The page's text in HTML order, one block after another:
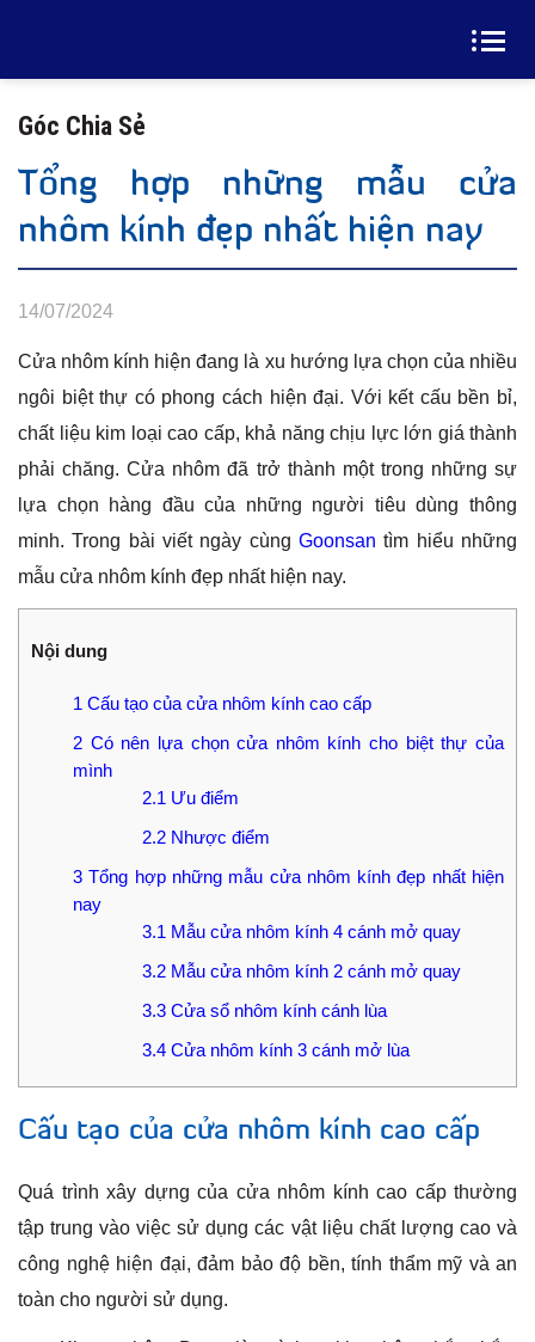
Góc Chia Sẻ
Tổng hợp những mẫu cửa
nhôm kính đẹp nhất hiện nay
14/07/2024
Cửa nhôm kính hiện đang là xu hướng lựa chọn của nhiều
ngôi biệt thự có phong cách hiện đại. Với kết cấu bền bỉ,
chất liệu kim loại cao cấp, khả năng chịu lực lớn giá thành
phải chăng. Cửa nhôm đã trở thành một trong những sự
lựa chọn hàng đầu của những người tiêu dùng thông
minh. Trong bài viết ngày cùng Goonsan tìm hiểu những
mẫu cửa nhôm kính đẹp nhất hiện nay.
Nội dung
1 Cấu tạo của cửa nhôm kính cao cấp
2 Có nên lựa chọn cửa nhôm kính cho biệt thự của
mình
2.1 Ưu điểm
2.2Nhược điểm
3 Tổng hợp những mẫu cửa nhôm kính đẹp nhất hiện
nay
3.1 Mẫu cửa nhôm kính 4 cánh mở quay
3.2Mẫu cửa nhôm kính 2 cánh mở quay
3.3Cửa sổ nhôm kính cánh lùa
3.4Cửa nhôm kính 3 cánh mở lùa
Cấu tạo của cửa nhôm kính cao cấp
Quá trình xây dựng của cửa nhôm kính cao cấp thường
tập trung vào việc sử dụng các vật liệu chất lượng cao và
công nghệ hiện đại, đảm bảo độ bền, tính thẩm mỹ và an
toàn cho người sử dụng.